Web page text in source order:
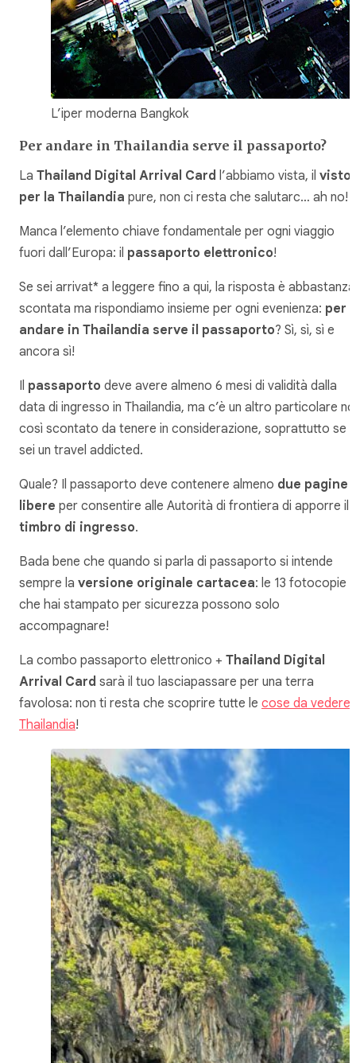
L’iper moderna Bangkok
Per andare in Thailandia serve il passaporto?
La Thailand Digital Arrival Card l’abbiamo vista, il visto
per la Thailandia pure, non ci resta che salutarc… ah no!
Manca l’elemento chiave fondamentale per ogni viaggio
fuori dall’Europa: il passaporto elettronico!
Se sei arrivat* a leggere fino a qui, la risposta è abbastanza
scontata ma rispondiamo insieme per ogni evenienza: per
andare in Thailandia serve il passaporto? Sì, sì, sì e
ancora sì!
Il passaporto deve avere almeno 6 mesi di validità dalla
data di ingresso in Thailandia, ma c’è un altro particolare
così scontato da tenere in considerazione, soprattutto se
sei un travel addicted.
Quale? Il passaporto deve contenere almeno due pagine
libere per consentire alle Autorità di frontiera di apporre il
timbro di ingresso.
Bada bene che quando si parla di passaporto si intende
sempre la versione originale cartacea: le 13 fotocopie
che hai stampato per sicurezza possono solo
accompagnare!
La combo passaporto elettronico + Thailand Digital
Arrival Card sarà il tuo lasciapassare per una terra
favolosa: non ti resta che scoprire tutte le cose da vedere
Thailandia!